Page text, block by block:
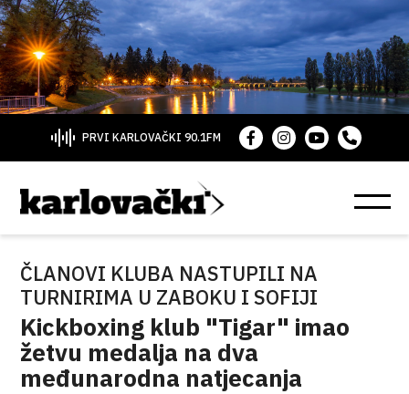
PRVI KARLOVAČKI 90.1FM
ČLANOVI KLUBA NASTUPILI NA
TURNIRIMA U ZABOKU I SOFIJI
Kickboxing klub "Tigar" imao
žetvu medalja na dva
međunarodna natjecanja